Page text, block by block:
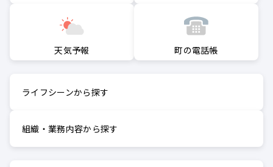
天気予報 町の電話帳
ライフシーンから探す
組織・業務内容から探す